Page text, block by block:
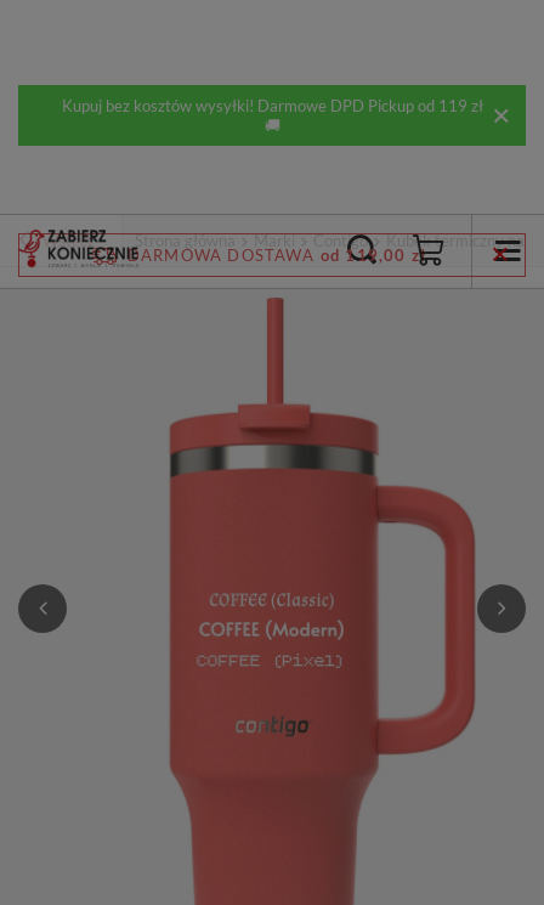
Kupuj bez kosztów wysyłki! Darmowe DPD Pickup od 119 zł
🚚
DARMOWA DOSTAWA od 119,00 zł
Wstecz Strona główna Marki Contigo Kubek termiczny na